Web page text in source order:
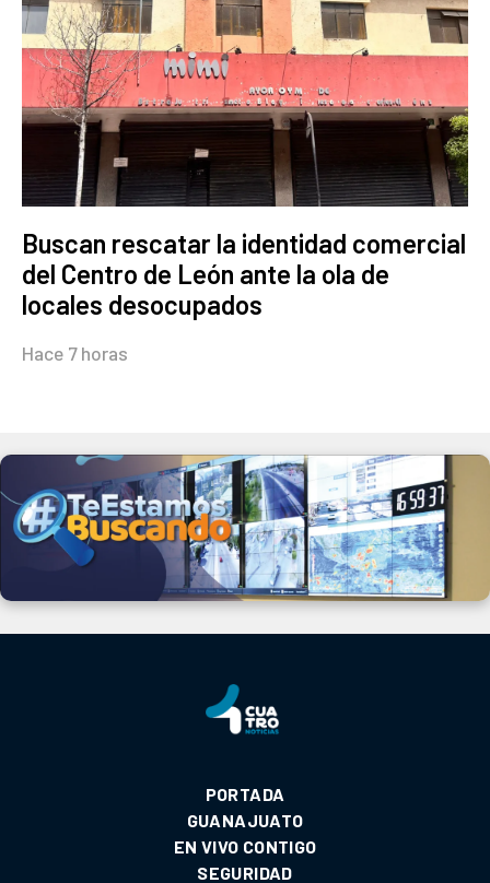
Buscan rescatar la identidad comercial
del Centro de León ante la ola de
locales desocupados
Hace 7 horas
PORTADA
GUANAJUATO
EN VIVO CONTIGO
SEGURIDAD